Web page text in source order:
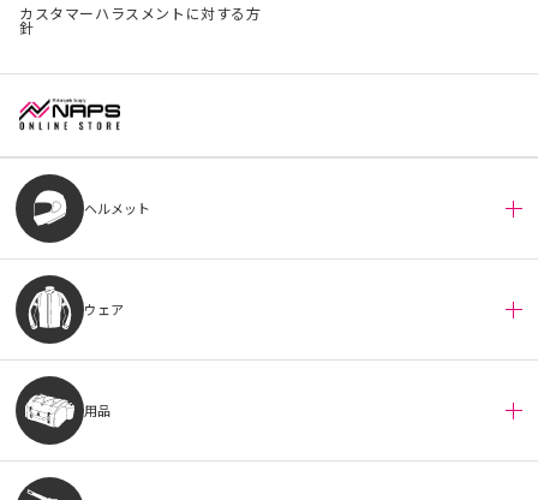
カスタマーハラスメントに対する方
針
ヘルメット
ウェア
用品